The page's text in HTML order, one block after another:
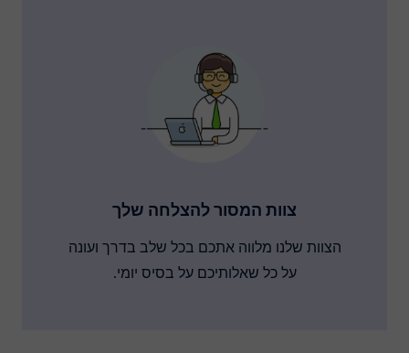
צוות המסור להצלחה שלך
הצוות שלנו מלווה אתכם בכל שלב בדרך ועונה
על כל שאלותיכם על בסיס יומי.